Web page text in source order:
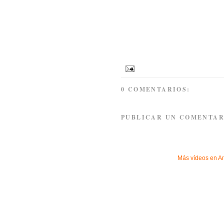
Más vídeos en
0 COMENTARIOS:
PUBLICAR UN